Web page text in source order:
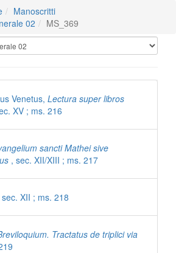
Manoscritti
02
MS_369
Venetus, Lectura super libros
XV ; ms. 216
sancti Mathei sive
, sec. XII/XIII ; ms. 217
sec. XII ; ms. 218
Tractatus de triplici via